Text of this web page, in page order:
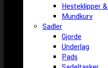
Hesteklipper
Mundkurv
Sadler
Gjorde
Underlag
Pads